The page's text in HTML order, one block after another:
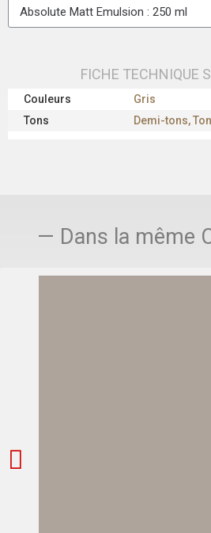
FICHE TECHNIQUE
Couleurs
Gris
Tons
Demi-tons,
— Dans la même